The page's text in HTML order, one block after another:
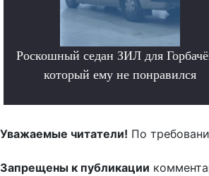
Роскошный седан ЗИЛ для
который ему не понравился
Уважаемые читатели! По
Запрещены к публикации